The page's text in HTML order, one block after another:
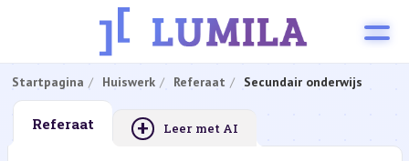
Startpagina Huiswerk Referaat Secundair onderwijs
Referaat + Leer met AI